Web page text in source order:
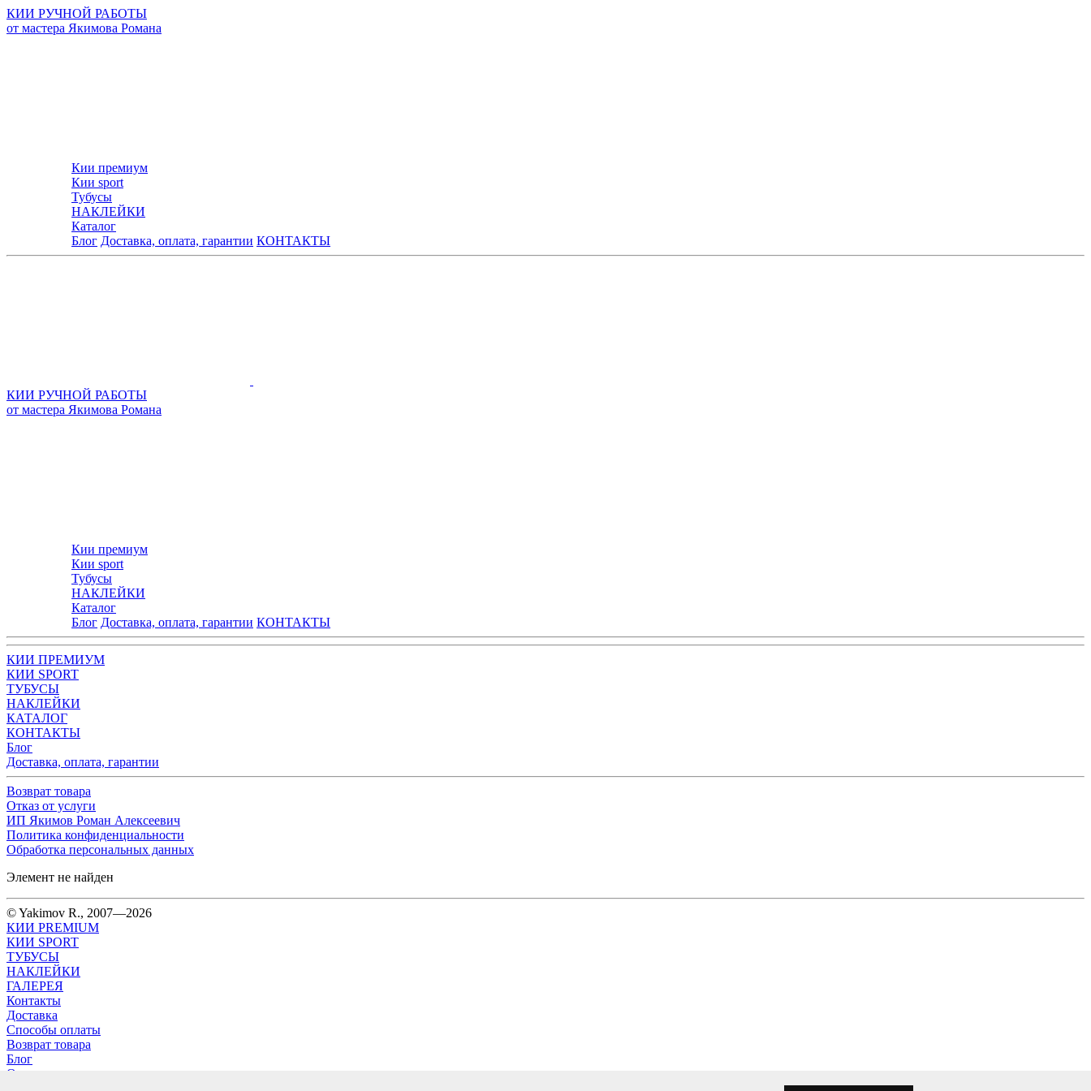
КИИ РУЧНОЙ РАБОТЫ
от мастера Якимова Романа
Кии премиум
Кии sport
Тубусы
НАКЛЕЙКИ
Каталог
Блог Доставка, оплата, гарантии КОНТАКТЫ
КИИ РУЧНОЙ РАБОТЫ
от мастера Якимова Романа
Кии премиум
Кии sport
Тубусы
НАКЛЕЙКИ
Каталог
Блог Доставка, оплата, гарантии КОНТАКТЫ
КИИ ПРЕМИУМ
КИИ SPORT
ТУБУСЫ
НАКЛЕЙКИ
КАТАЛОГ
КОНТАКТЫ
Блог
Доставка, оплата, гарантии
Возврат товара
Отказ от услуги
ИП Якимов Роман Алексеевич
Политика конфиденциальности
Обработка персональных данных
Элемент не найден
© Yakimov R., 2007—2026
КИИ PREMIUM
КИИ SPORT
ТУБУСЫ
НАКЛЕЙКИ
ГАЛЕРЕЯ
Контакты
Доставка
Способы оплаты
Возврат товара
Блог
Отказ от услуги